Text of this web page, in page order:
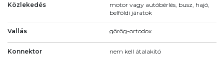
Közlekedés
motor vagy autóbérlés, busz, hajó,
belföldi járatok
Vallás görög-ortodox
Konnektor nem kell átalakító